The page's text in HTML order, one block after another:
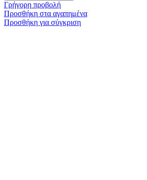
Γρήγορη προβολή
Προσθήκη στα αγαπημένα
Προσθήκη για σύγκριση